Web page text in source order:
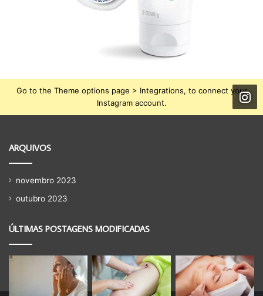
Go to the Theme options page > Integrations, to connect your
Instagram account.
ARQUIVOS
novembro 2023
outubro 2023
ÚLTIMAS POSTAGENS MODIFICADAS